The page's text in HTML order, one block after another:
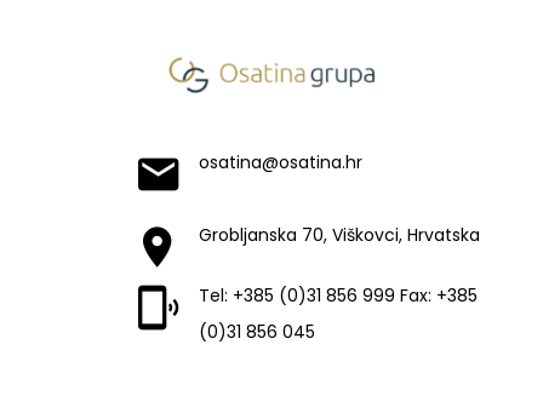
osatina@osatina.hr
Grobljanska 70, Viškovci, Hrvatska
Tel: +385 (0)31 856 999 Fax: +385
(0)31 856 045